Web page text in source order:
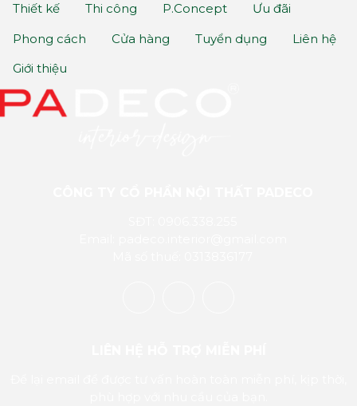
Thiết kế Thi công P.Concept
Ưu đãi
Phong cách
Cửa hàng Tuyển dụng
Liên hệ
Giới thiệu